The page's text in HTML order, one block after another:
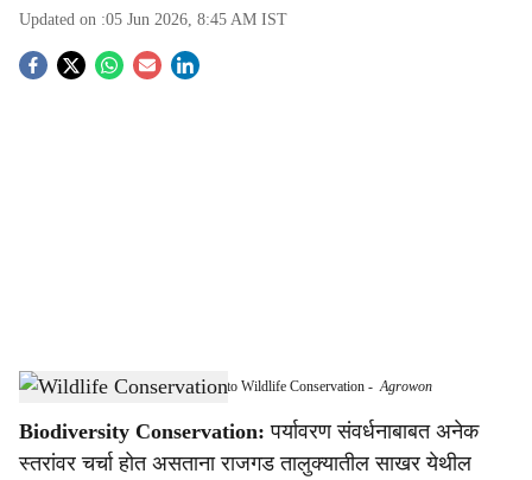
Updated on :05 Jun 2026, 8:45 AM IST
S
a
Young Farmer Dedicates Five Acres to Wildlife Conservation -Agrowon
Biodiversity Conservation: पर्यावरण संवर्धनाबाबत अनेक
स्तरांवर चर्चा होत असताना राजगड तालुक्यातील साखर येथील